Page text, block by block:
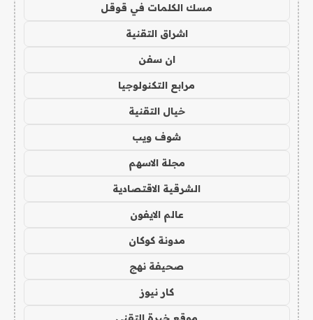
مسك الكلمات في قوقل
اشراق التقنية
ان سفن
مرابع التكنولوجيا
خيال التقنية
شوف ويب
مجلة الاسهم
الشرقية الاقتصادية
عالم الايفون
مدونة كوكان
صحيفة نهج
كار نيوز